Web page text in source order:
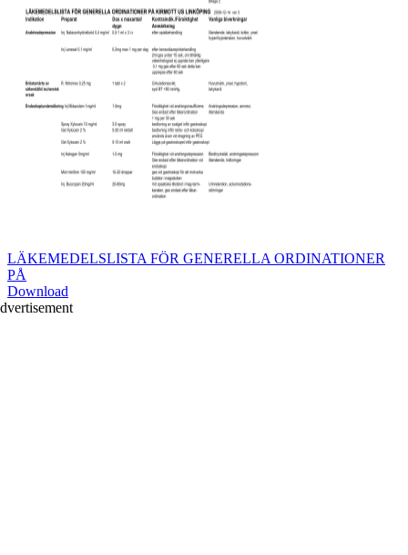
LÄKEMEDELSLISTA FÖR GENERELLA ORDINATIONER
PÅ
Download